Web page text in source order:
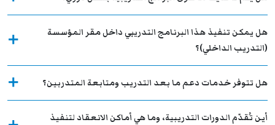
هل يمكن تنفيذ هذا البرنامج التدريبي داخل مقر المؤسسة
(التدريب الداخلي)؟
هل تتوفر خدمات دعم ما بعد التدريب ومتابعة المتدربين؟
أين تُقدّم الدورات التدريبية، وما هي أماكن الانعقاد لتنفيذ